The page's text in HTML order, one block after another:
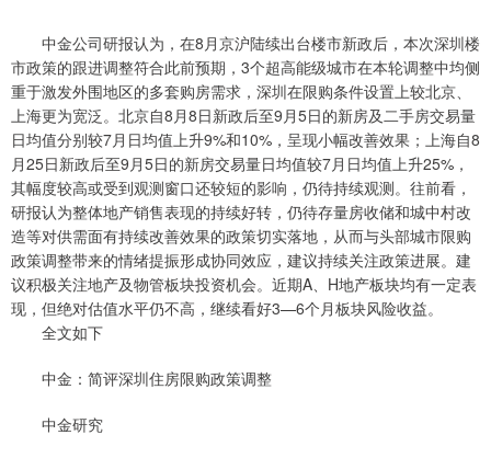
中金公司研报认为，在8月京沪陆续出台楼市新政后，本次深圳楼
市政策的跟进调整符合此前预期，3个超高能级城市在本轮调整中均侧
重于激发外围地区的多套购房需求，深圳在限购条件设置上较北京、
上海更为宽泛。北京自8月8日新政后至9月5日的新房及二手房交易量
日均值分别较7月日均值上升9%和10%，呈现小幅改善效果；上海自8
月25日新政后至9月5日的新房交易量日均值较7月日均值上升25%，
其幅度较高或受到观测窗口还较短的影响，仍待持续观测。往前看，
研报认为整体地产销售表现的持续好转，仍待存量房收储和城中村改
造等对供需面有持续改善效果的政策切实落地，从而与头部城市限购
政策调整带来的情绪提振形成协同效应，建议持续关注政策进展。建
议积极关注地产及物管板块投资机会。近期A、H地产板块均有一定表
现，但绝对估值水平仍不高，继续看好3—6个月板块风险收益。
全文如下
中金：简评深圳住房限购政策调整
中金研究